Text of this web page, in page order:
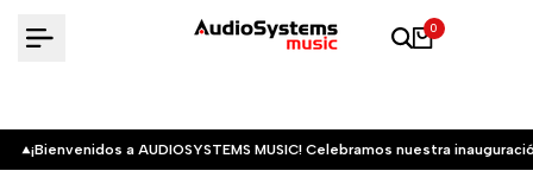
0
¡Bienvenidos a AUDIOSYSTEMS MUSIC! Celebramos nuestra